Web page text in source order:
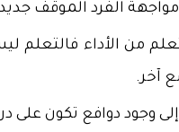
مواجهة الفرد الموقف
من الأداء فالتعلم
آخر.
وجود دوافع تكون على